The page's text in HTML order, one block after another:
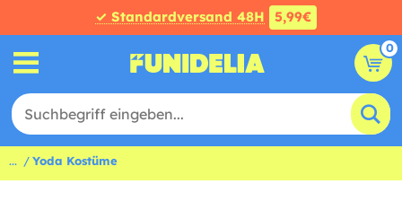
✓ Standardversand 48H 5,99€
0
... Yoda Kostüme